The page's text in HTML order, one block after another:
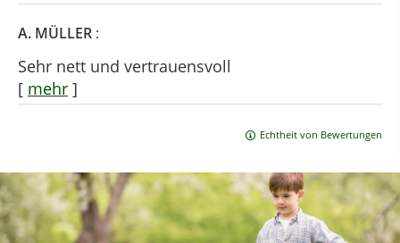
A. MÜLLER :
Sehr nett und vertrauensvoll
[ mehr ]
Echtheit von Bewertungen